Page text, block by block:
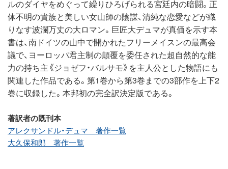
ルのダイヤをめぐって繰りひろげられる宮廷内の暗闘。正
体不明の貴族と美しい女山師の陰謀、清純な恋愛などが織
りなす波瀾万丈の大ロマン。巨匠大デュマが真価を示す本
書は、南ドイツの山中で開かれたフリーメイスンの最高会
議で、ヨーロッパ君主制の顛覆を委任された超自然的な能
力の持ち主《ジョゼフ・バルサモ》を主人公とした物語にも
関連した作品である。第1巻から第3巻までの3部作を上下2
巻に収録した。本邦初の完全訳決定版である。
著訳者の既刊本
アレクサンドル・デュマ 著作一覧
大久保和郎 著作一覧